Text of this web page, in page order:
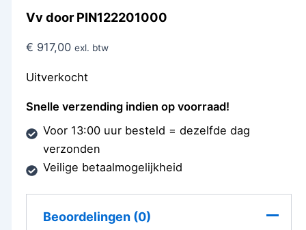
Vv door PIN122201000
€ 917,00 exl. btw
Uitverkocht
Snelle verzending indien op voorraad!
Voor 13:00 uur besteld = dezelfde dag
verzonden
Veilige betaalmogelijkheid
Beoordelingen (0)